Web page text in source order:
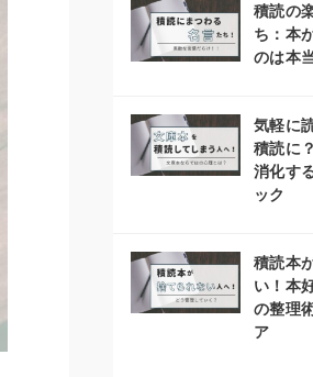
積読の
ち：本
のは本
気軽に
積読に
消化す
ック
積読本
い！本
の整理
ア